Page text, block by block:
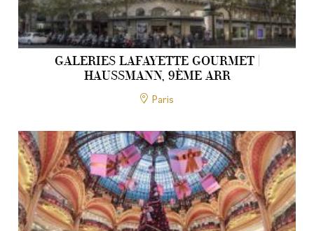
GALERIES LAFAYETTE GOURMET |
HAUSSMANN, 9ÈME ARR
Paris